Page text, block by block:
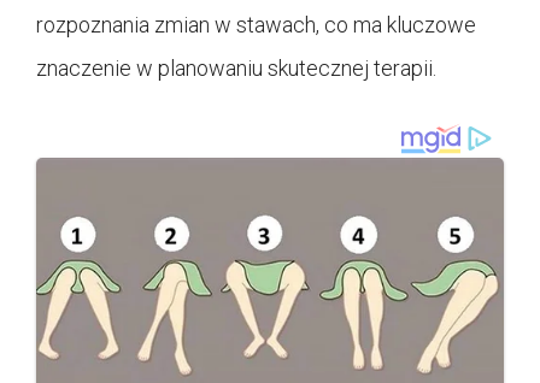
rozpoznania zmian w stawach, co ma kluczowe
znaczenie w planowaniu skutecznej terapii.